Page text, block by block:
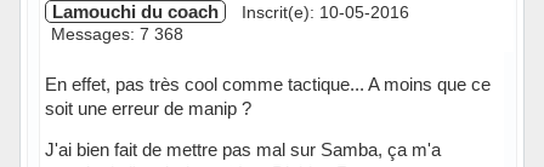
Lamouchi du coach
Inscrit(e): 10-05-2016
Messages: 7 368
En effet, pas très cool comme tactique... A moins que ce
soit une erreur de manip ?
J'ai bien fait de mettre pas mal sur Samba, ça m'a